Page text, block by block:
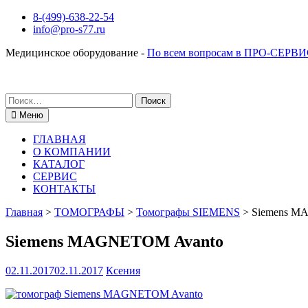
Перейти8-(499)-638-22-54
info@pro-s77.ru
Медицинское оборудование - По всем вопросам в ПРО-
Поиск
по:Меню
ГЛАВНАЯ
О КОМПАНИИ
КАТАЛОГ
СЕРВИС
КОНТАКТЫ
Главная > ТОМОГРАФЫ > Томографы SIEMENS > Siemens
Siemens MAGNETOM Avanto
02.11.201702.11.2017 Ксения